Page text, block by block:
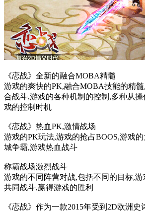
《恋战》全新的融合MOBA精髓
游戏的爽快的PK,融合MOBA技能的精
合战斗,游戏的各种机制的控制,多种从
戏的控制时机
《恋战》热血PK,激情战场
游戏的PK玩法,游戏的抢占BOOS,游戏
城争霸,游戏热血战斗
称霸战场激烈战斗
游戏的不同阵营对战,包括不同的目标,
共同战斗,赢得游戏的胜利
《恋战》作为一款2015年受到2D欧洲